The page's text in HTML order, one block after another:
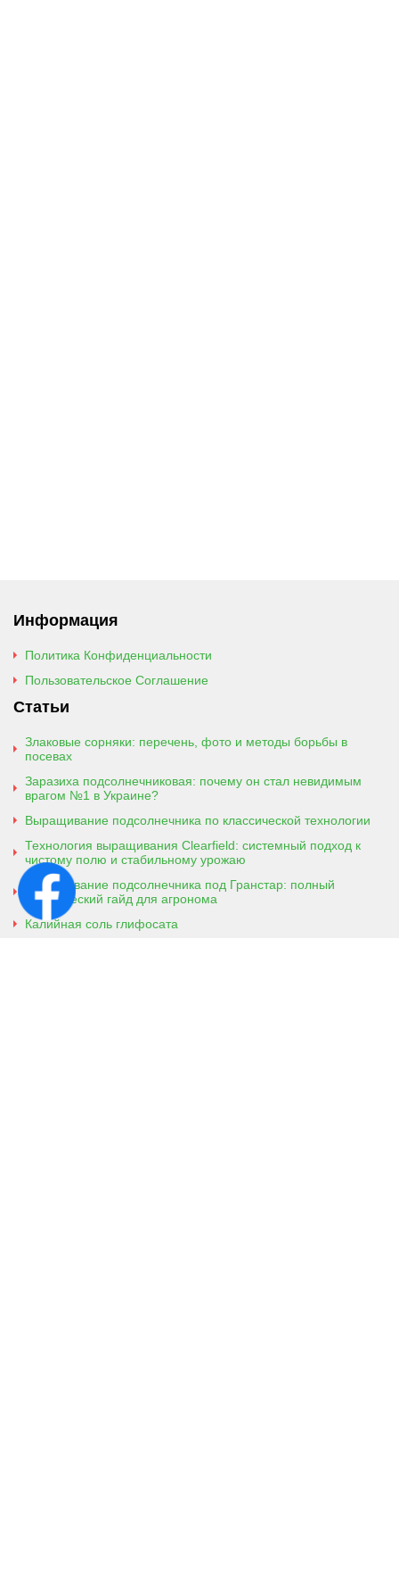
Информация
Политика Конфиденциальности
Пользовательское Соглашение
Статьи
Злаковые сорняки: перечень, фото и методы борьбы в
посевах
Заразиха подсолнечниковая: почему он стал невидимым
врагом №1 в Украине?
Выращивание подсолнечника по классической технологии
Технология выращивания Clearfield: системный подход к
чистому полю и стабильному урожаю
Выращивание подсолнечника под Гранстар: полный
практический гайд для агронома
Калийная соль глифосата